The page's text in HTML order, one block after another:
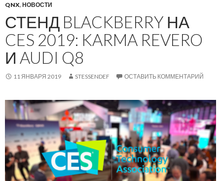
QNX, НОВОСТИ
СТЕНД BLACKBERRY НА
CES 2019: KARMA REVERO
И AUDI Q8
11 ЯНВАРЯ 2019 STESSENDEF ОСТАВИТЬ КОММЕНТАРИЙ